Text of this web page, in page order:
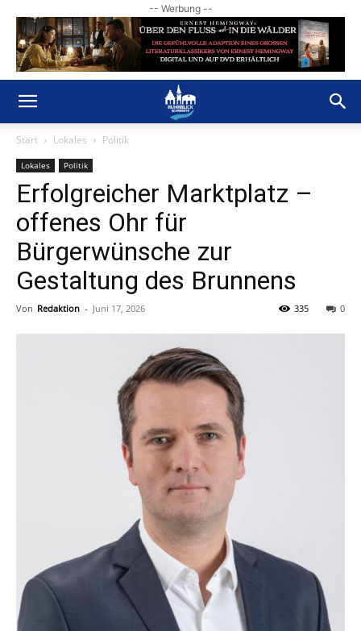
-- Werbung --
Start Lokales Politik
Lokales Politik
Erfolgreicher Marktplatz –
offenes Ohr für
Bürgerwünsche zur
Gestaltung des Brunnens
Von Redaktion - Juni 17, 2026 0
335